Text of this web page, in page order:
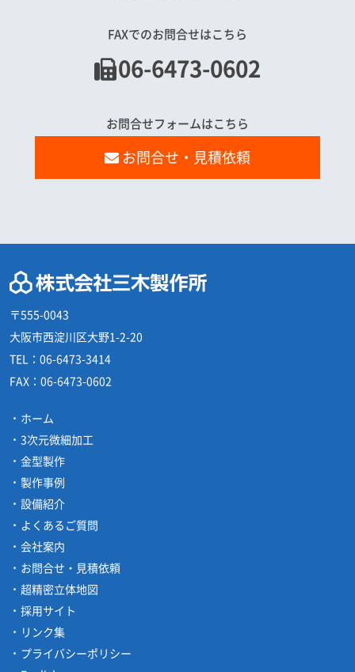
FAXでのお問合せはこちら
06-6473-0602
お問合せフォームはこちら
お問合せ・見積依頼
〒555-0043
大阪市西淀川区大野1-2-20
TEL： 06-6473-3414
FAX： 06-6473-0602
ホーム
3次元微細加工
金型製作
製作事例
設備紹介
よくあるご質問
会社案内
お問合せ・見積依頼
超精密立体地図
採用サイト
リンク集
プライバシーポリシー